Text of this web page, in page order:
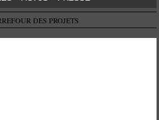
DES PROJETS